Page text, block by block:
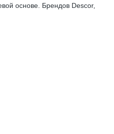
основе. Брендов Descor,